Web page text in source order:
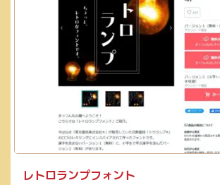
レトロランプフォント